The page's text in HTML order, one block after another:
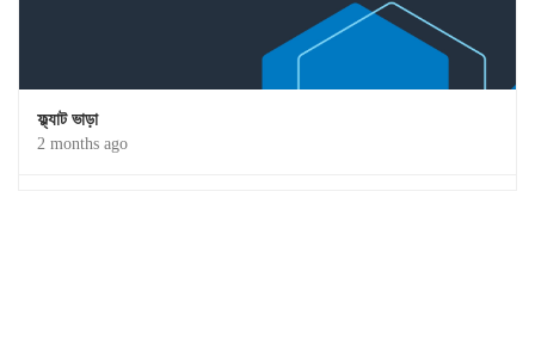
ফ্ল্যাট ভাড়া
2 months ago